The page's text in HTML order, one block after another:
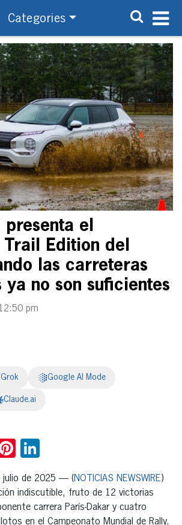
Categories
presenta el
Edition del
las carreteras
ya no son suficientes
pm
Grok Google AI Mode
Claude.ai
Pinterest
julio de 2025 — (NOTICIAS NEWSWIRE)
indiscutible, fruto de 12 victorias
carrera París-Dakar y cuatro
en el Campeonato Mundial de Rally,